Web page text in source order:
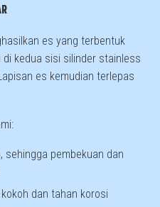
es yang terbentuk
kedua sisi silinder stainless
es kemudian terlepas
sehingga pembekuan dan
dan tahan korosi